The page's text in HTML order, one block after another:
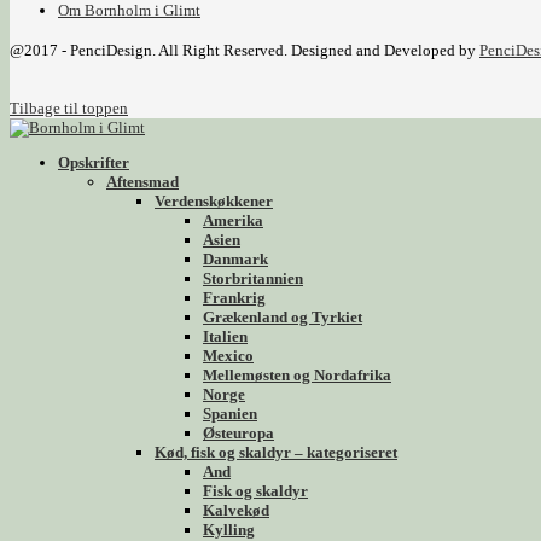
Om Bornholm i Glimt
@2017 - PenciDesign. All Right Reserved. Designed and Developed by
Tilbage til toppen
Opskrifter
Aftensmad
Verdenskøkkener
Amerika
Asien
Danmark
Storbritannien
Frankrig
Grækenland og Tyrkiet
Italien
Mexico
Mellemøsten og Nordafrika
Norge
Spanien
Østeuropa
Kød, fisk og skaldyr – kategoriseret
And
Fisk og skaldyr
Kalvekød
Kylling